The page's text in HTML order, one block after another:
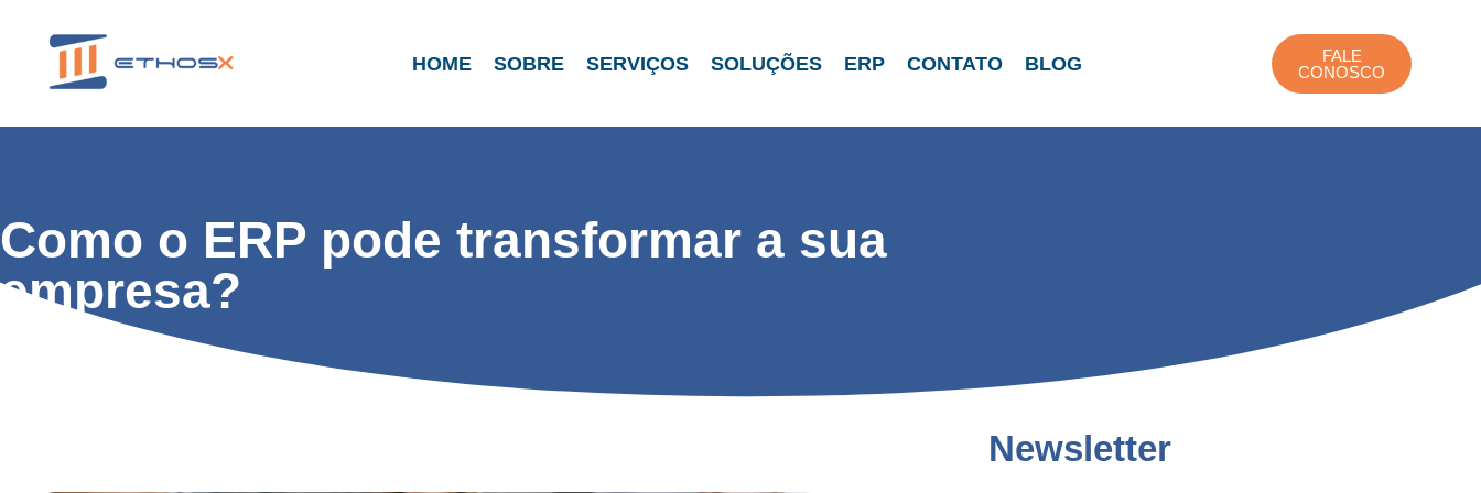
HOME SOBRE SERVIÇOS SOLUÇÕES ERP CONTATO BLOG
FALE
CONOSCO
Como o ERP pode transformar a sua
empresa?
Newsletter